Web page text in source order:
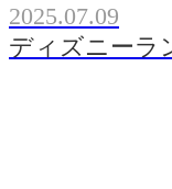
2025.07.09
ディズニーラ